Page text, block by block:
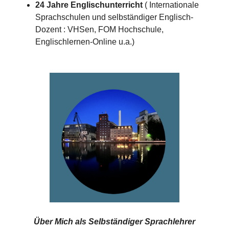
24 Jahre Englischunterricht( Internationale
Sprachschulen und selbständiger Englisch-
Dozent : VHSen, FOM Hochschule,
Englischlernen-Online u.a.)
Über Mich als Selbständiger Sprachlehrer